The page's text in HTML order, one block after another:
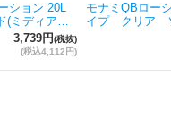
ション 20L
(ミディア…
3,739円(税抜)
(税込4,112円)
モナミQBロー
イプ クリア